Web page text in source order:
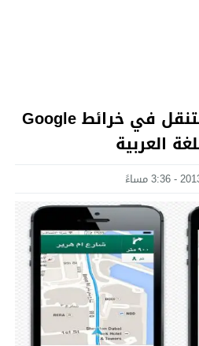
جوجل توفّر ميزة التنقل في خرائط Google